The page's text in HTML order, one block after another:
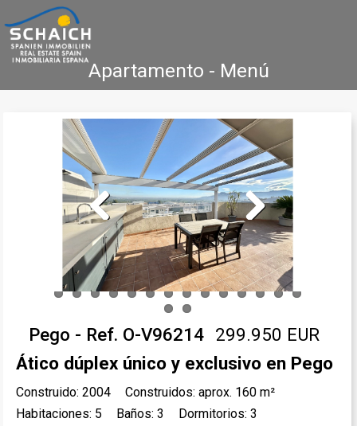
Apartamento - Menú
Home Costa Blanca Venta Alquiler
Nueva Construcción
Agencia Inmobiliaria Testimonios
Contacto
Previous Next
Pego - Ref. O-V96214 299.950 EUR
Ático dúplex único y exclusivo en Pego
Construido: 2004
Construidos: aprox. 160 m²
Habitaciones: 5
Baños: 3
Dormitorios: 3